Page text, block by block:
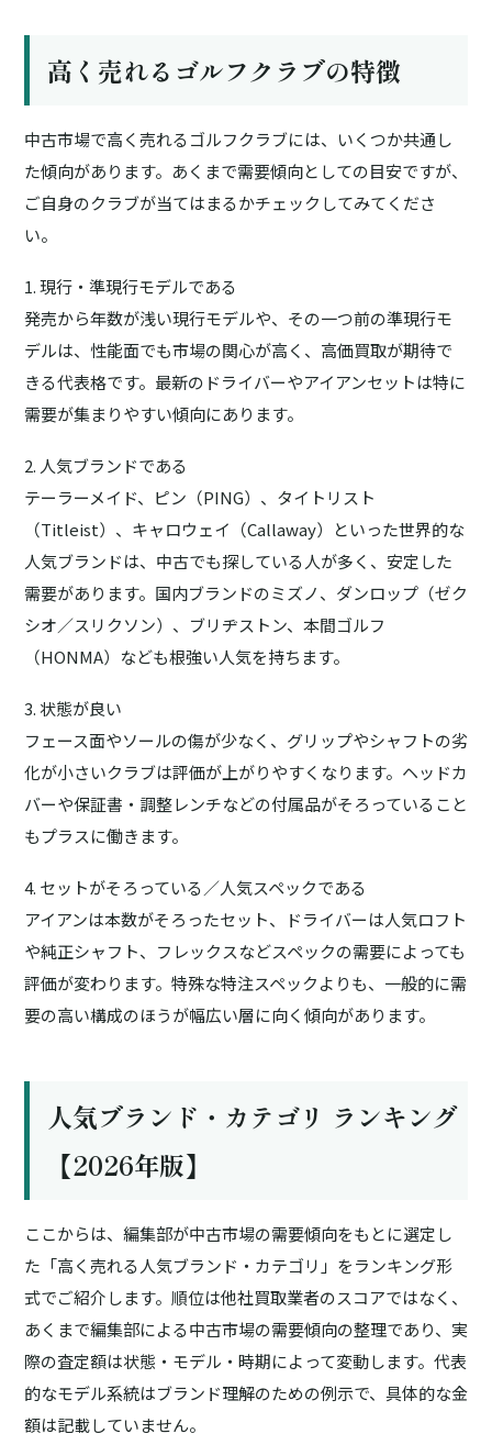
高く売れるゴルフクラブの特徴
中古市場で高く売れるゴルフクラブには、いくつか共通し
た傾向があります。あくまで需要傾向としての目安ですが、
ご自身のクラブが当てはまるかチェックしてみてくださ
い。
1. 現行・準現行モデルである
発売から年数が浅い現行モデルや、その一つ前の準現行モ
デルは、性能面でも市場の関心が高く、高価買取が期待で
きる代表格です。最新のドライバーやアイアンセットは特に
需要が集まりやすい傾向にあります。
2. 人気ブランドである
テーラーメイド、ピン（PING）、タイトリスト
（Titleist）、キャロウェイ（Callaway）といった世界的な
人気ブランドは、中古でも探している人が多く、安定した
需要があります。国内ブランドのミズノ、ダンロップ（ゼク
シオ／スリクソン）、ブリヂストン、本間ゴルフ
（HONMA）なども根強い人気を持ちます。
3. 状態が良い
フェース面やソールの傷が少なく、グリップやシャフトの劣
化が小さいクラブは評価が上がりやすくなります。ヘッドカ
バーや保証書・調整レンチなどの付属品がそろっていること
もプラスに働きます。
4. セットがそろっている／人気スペックである
アイアンは本数がそろったセット、ドライバーは人気ロフト
や純正シャフト、フレックスなどスペックの需要によっても
評価が変わります。特殊な特注スペックよりも、一般的に需
要の高い構成のほうが幅広い層に向く傾向があります。
人気ブランド・カテゴリ ランキング
【2026年版】
ここからは、編集部が中古市場の需要傾向をもとに選定し
た「高く売れる人気ブランド・カテゴリ」をランキング形
式でご紹介します。順位は他社買取業者のスコアではなく、
あくまで編集部による中古市場の需要傾向の整理であり、実
際の査定額は状態・モデル・時期によって変動します。代表
的なモデル系統はブランド理解のための例示で、具体的な金
額は記載していません。